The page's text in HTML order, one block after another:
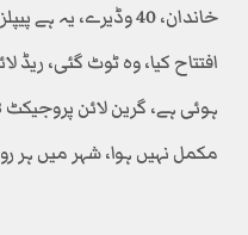
خاندان، 40 وڈیرے، یہ
افتتاح کیا، وہ ٹوٹ گئی، ریڈ
مکمل نہیں ہوا، شہر میں ہر